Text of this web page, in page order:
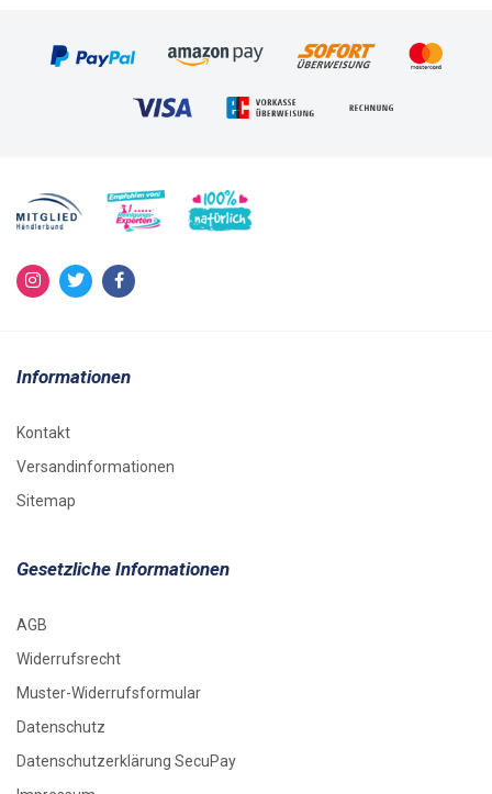
Informationen
Kontakt
Versandinformationen
Sitemap
Gesetzliche Informationen
AGB
Widerrufsrecht
Muster-Widerrufsformular
Datenschutz
Datenschutzerklärung SecuPay